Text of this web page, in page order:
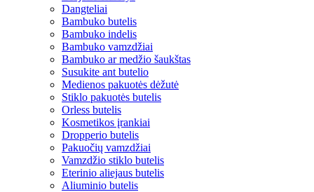
Dangteliai
Bambuko butelis
Bambuko indelis
Bambuko vamzdžiai
Bambuko ar medžio šaukštas
Susukite ant butelio
Medienos pakuotės dėžutė
Stiklo pakuotės butelis
Orless butelis
Kosmetikos įrankiai
Dropperio butelis
Pakuočių vamzdžiai
Vamzdžio stiklo butelis
Eterinio aliejaus butelis
Aliuminio butelis